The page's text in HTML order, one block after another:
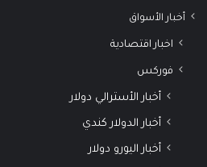
أخبار الأسواق
اخبار اقتصادية
فوركس
أخبار الأسترالي دولار
أخبار الدولار كندي
أخبار اليورو دولار